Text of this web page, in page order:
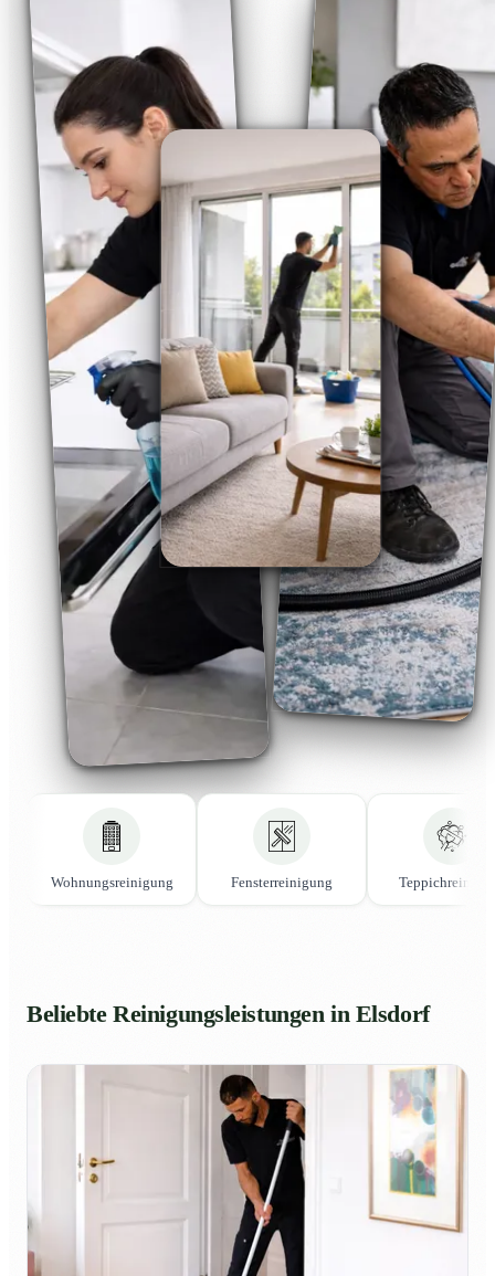
Wohnungsreinigung Fensterreinigung
Beliebte Reinigungsleistungen in Elsdorf